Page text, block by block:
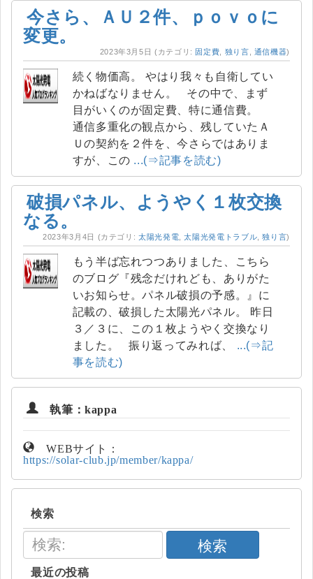
今さら、ＡＵ２件、ｐｏｖｏに
変更。
2023年3月5日 (カテゴリ: 固定費 独り言 通信機器)
続く物価高。 やはり我々も自衛してい
かねばなりません。 その中で、まず
目がいくのが固定費、特に通信費。
通信多重化の観点から、残していたＡ
Ｕの契約を２件を、今さらではありま
すが、この ...(⇒記事を読む)
破損パネル、ようやく１枚交換
なる。
2023年3月4日 (カテゴリ: 太陽光発電 ,太陽光発電トラブル ,独り言)
もう半ば忘れつつありました、こちら
のブログ『残念だけれども、ありがた
いお知らせ。パネル破損の予感。』に
記載の、破損した太陽光パネル。 昨日
３／３に、この１枚ようやく交換なり
ました。 振り返ってみれば、 ...(⇒記
事を読む)
執筆：kappa
WEBサイト：
https://solar-club.jp/member/kappa/
検索
検索
最近の投稿